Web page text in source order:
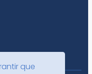
que